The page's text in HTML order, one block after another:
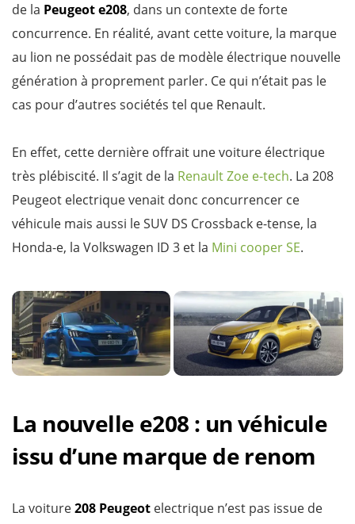
de la Peugeot e208, dans un contexte de forte
concurrence. En réalité, avant cette voiture, la marque
au lion ne possédait pas de modèle électrique nouvelle
génération à proprement parler. Ce qui n’était pas le
cas pour d’autres sociétés tel que Renault.
En effet, cette dernière offrait une voiture électrique
très plébiscité. Il s’agit de la Renault Zoe e-tech. La 208
Peugeot electrique venait donc concurrencer ce
véhicule mais aussi le SUV DS Crossback e-tense, la
Honda-e, la Volkswagen ID 3 et la Mini cooper SE.
La nouvelle e208 : un véhicule
issu d’une marque de renom
La voiture208 Peugeot electrique n’est pas issue de